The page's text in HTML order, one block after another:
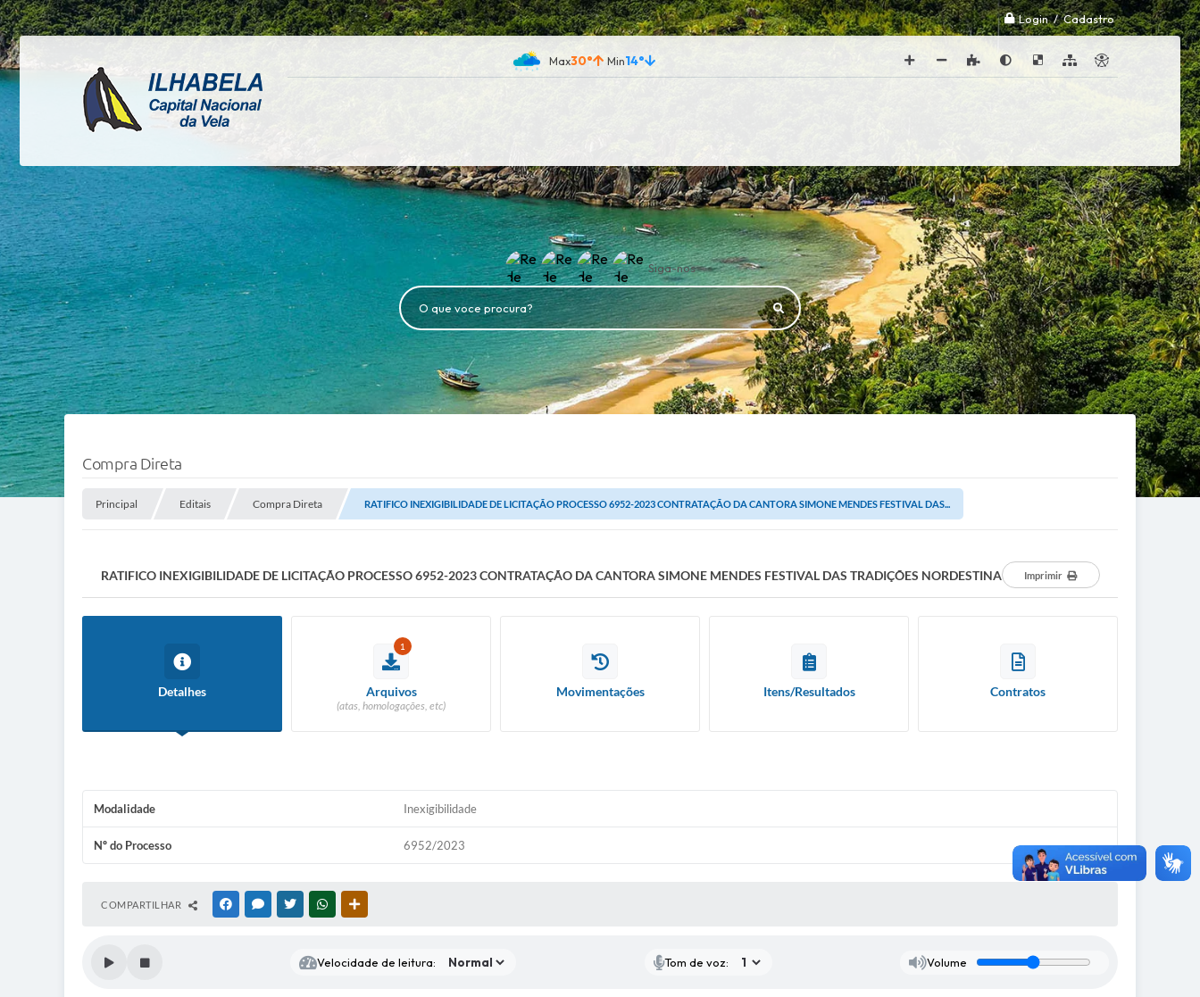
Login / Cadastro
30° 14°
Siga-nos
O que voce procura?
Compra Direta
Principal Editais Compra Direta RATIFICO INEXIGIBILIDADE DE LICITAÇÃO PROCESSO 6952-2023 CONTRATAÇÃO DA CANTORA SIMONE MENDES FESTIVAL DAS...
RATIFICO INEXIGIBILIDADE DE LICITAÇÃO PROCESSO 6952-2023 CONTRATAÇÃO DA CANTORA SIMONE MENDES FESTIVAL DAS TRADIÇÕES NORDESTINA Imprimir
Detalhes
1
Arquivos
(atas, homologações, etc)
Movimentações Itens/Resultados Contratos
Modalidade Inexigibilidade
Nº do Processo 6952/2023
COMPARTILHAR FACEBOOKMESSENGER
TWITTERWHATSAPP
Velocidade de leitura: Tom de voz: Volume